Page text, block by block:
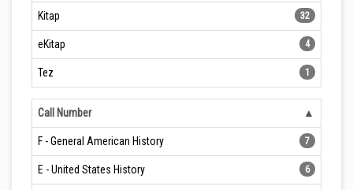
Kitap 32
eKitap 4
Tez 1
Call Number
F - General American History 7
E - United States History 6